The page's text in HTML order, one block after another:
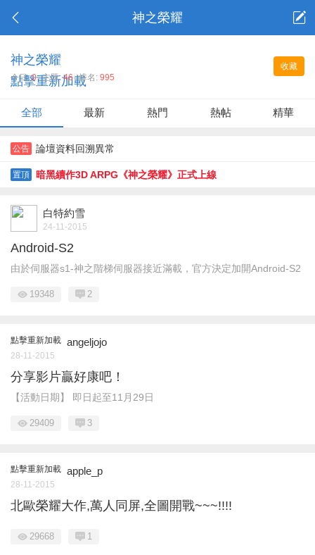
神之榮耀
收藏
神之榮耀
點擊重新加載
今日:0 主題:46 排名: 995
全部 最新 熱門 熱帖 精華
公告 論壇資料回溯異常
置頂 暗黑續作3D ARPG《神之榮耀》正式上線
白特約雪
24-11-2015
Android-S2
由於伺服器s1-神之階梯伺服器接近滿載，官方決定加開Android-S2
19348 2
點擊重新加載 angeljojo
28-11-2015
分享影片贏好康吧！
【活動日期】 即日起至11月29日
29409 3
點擊重新加載 apple_p
28-11-2015
北歐榮耀大作,萬人同屏,全圖開戰~~~!!!!
29668 1